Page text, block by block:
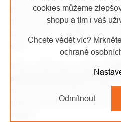
cookies můžeme
shopu a tím i váš
Chcete vědět víc?
ochraně
Odmítnout
třech kopií), tak i v
dokumentaci o instalovaném
skutečnosti vás budeme